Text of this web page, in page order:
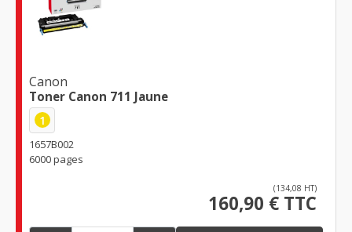
Canon
Toner Canon 711 Jaune
1
1657B002
6000 pages
(134,08 HT)
160,90 € TTC